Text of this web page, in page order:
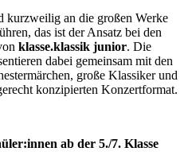
kurzweilig an die großen Werke
das ist der Ansatz bei den
klasse.klassik junior. Die
dabei gemeinsam mit den
große Klassiker und
konzipierten Konzertformat.
ab der 5./7. Klasse